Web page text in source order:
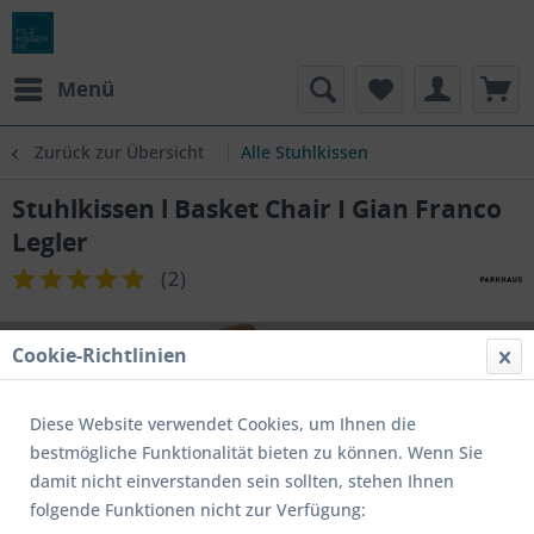
Menü
Zurück zur Übersicht Alle Stuhlkissen
Stuhlkissen l Basket Chair I Gian Franco
Legler
(2)
Cookie-Richtlinien
Diese Website verwendet Cookies, um Ihnen die
bestmögliche Funktionalität bieten zu können. Wenn Sie
damit nicht einverstanden sein sollten, stehen Ihnen
folgende Funktionen nicht zur Verfügung: